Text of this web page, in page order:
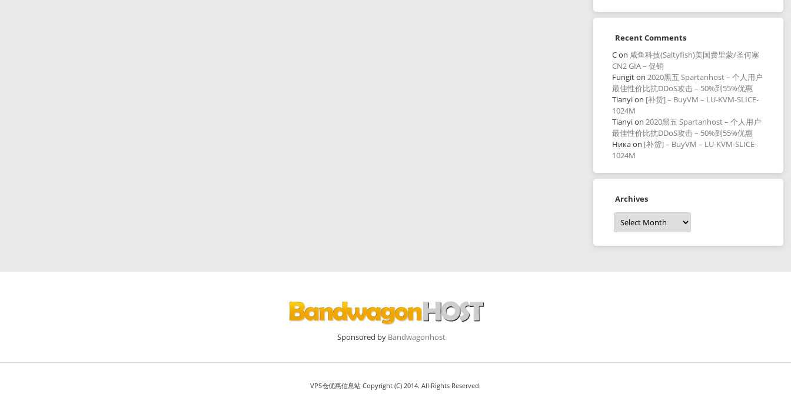
Recent Comments
Con 咸鱼科技(Saltyfish)美国费里蒙/圣何塞
CN2 GIA – 促销
Fungiton2020黑五 Spartanhost – 个人用户
最佳性价比抗DDoS攻击 – 50%到55%优惠
Tianyion [补货] – BuyVM – LU-KVM-SLICE-
1024M
Tianyion2020黑五 Spartanhost – 个人用户
最佳性价比抗DDoS攻击 – 50%到55%优惠
Никаon [补货] – BuyVM – LU-KVM-SLICE-
1024M
Archives
Archives
Sponsored by Bandwagonhost
VPS仓优惠信息站 Copyright (C) 2014. All Rights Reserved.